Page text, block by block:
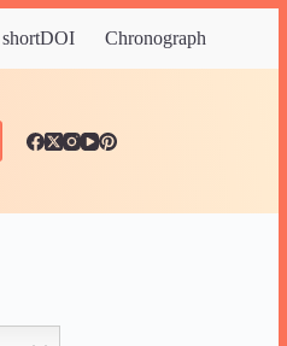
shortDOI Chronograph